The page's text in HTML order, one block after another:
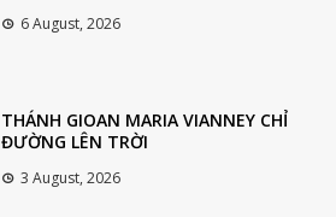
6 August, 2026
THÁNH GIOAN MARIA VIANNEY CHỈ
ĐƯỜNG LÊN TRỜI
3 August, 2026